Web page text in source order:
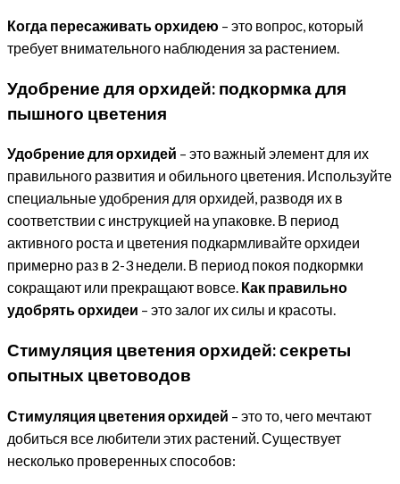
Когда пересаживать орхидею – это вопрос, который
требует внимательного наблюдения за растением.
Удобрение для орхидей: подкормка для
пышного цветения
Удобрение для орхидей – это важный элемент для их
правильного развития и обильного цветения. Используйте
специальные удобрения для орхидей, разводя их в
соответствии с инструкцией на упаковке. В период
активного роста и цветения подкармливайте орхидеи
примерно раз в 2-3 недели. В период покоя подкормки
сокращают или прекращают вовсе. Как правильно
удобрять орхидеи – это залог их силы и красоты.
Стимуляция цветения орхидей: секреты
опытных цветоводов
Стимуляция цветения орхидей – это то, чего мечтают
добиться все любители этих растений. Существует
несколько проверенных способов: